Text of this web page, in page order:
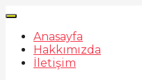
Anasayfa
Hakkımızda
İletişim